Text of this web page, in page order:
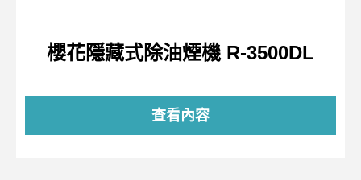
櫻花隱藏式除油煙機 R-3500DL
查看內容